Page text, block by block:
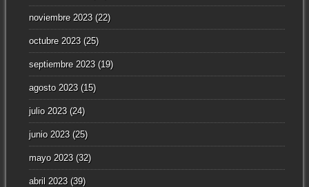
noviembre 2023(22)
octubre 2023(25)
septiembre 2023(19)
agosto 2023(15)
julio 2023(24)
junio 2023(25)
mayo 2023(32)
abril 2023(39)